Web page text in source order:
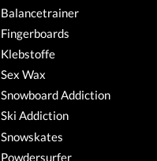
Balancetrainer
Fingerboards
Klebstoffe
Sex Wax
Snowboard Addiction
Ski Addiction
Snowskates
Powdersurfer